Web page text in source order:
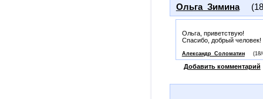
Ольга_Зимина
Ольга, приветствую!
Спасибо, добрый человек!
Александр_Соломатин
Добавить комментарий